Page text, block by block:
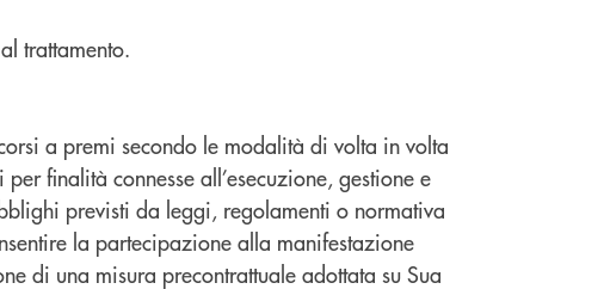
trattamento.
a premi secondo le modalità di volta in volta
finalità connesse all’esecuzione, gestione e
previsti da leggi, regolamenti o normativa
la partecipazione alla manifestazione
di una misura precontrattuale adottata su Sua